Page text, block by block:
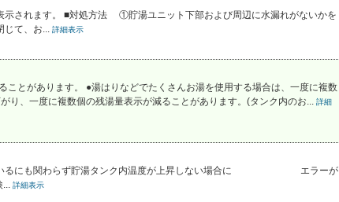
されます。 ■対処方法 ①貯湯ユニット下部および周辺に水漏れがないかを
じて、お... 詳細表示
とがあります。 ●湯はりなどでたくさんお湯を使用する場合は、一度に複数
り、一度に複数個の残湯量表示が減ることがあります。(タンク内のお... 詳細
ているにも関わらず貯湯タンク内温度が上昇しない場合に エラーが
... 詳細表示